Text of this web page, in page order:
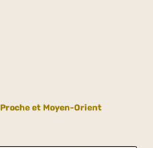
Proche et Moyen-Orient